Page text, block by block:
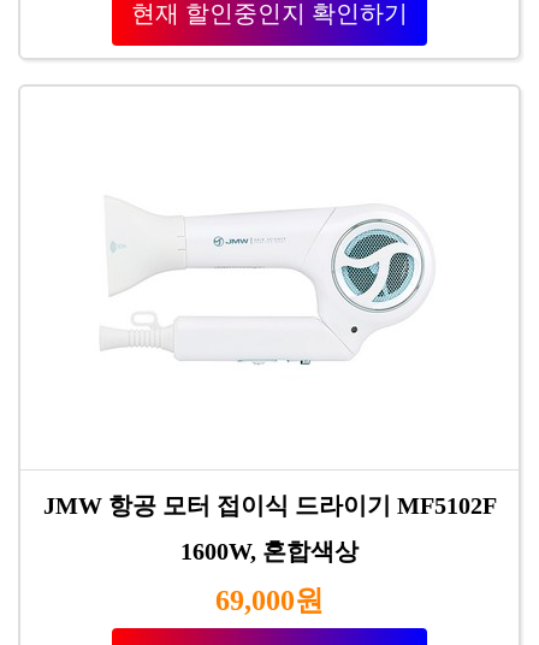
현재 할인중인지 확인하기
JMW 항공 모터 접이식 드라이기 MF5102F
1600W, 혼합색상
69,000원